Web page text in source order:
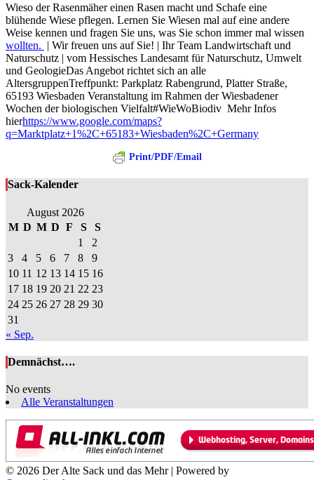
denn
da?
(Exkursion)
Wieso der Rasenmäher einen Rasen macht und Schafe eine
blühende Wiese pflegen. Lernen Sie Wiesen mal auf eine andere
Weise kennen und fragen Sie uns, was Sie schon immer mal wissen
wollten. | Wir freuen uns auf Sie! | Ihr Team Landwirtschaft und
Naturschutz | vom Hessisches Landesamt für Naturschutz, Umwelt
und GeologieDas Angebot richtet sich an alle
AltersgruppenTreffpunkt: Parkplatz Rabengrund, Platter Straße,
65193 Wiesbaden Veranstaltung im Rahmen der Wiesbadener
Wochen der biologischen Vielfalt#WieWoBiodiv Mehr Infos
hierhttps://www.google.com/maps?
q=Marktplatz+1%2C+65183+Wiesbaden%2C+Germany
Print/PDF/Email
Sack-Kalender
August 2026
M D M D F S
S
1
2
3
4 5 6 7 8
9
10 11 12 13 14 15 16
17 18 19 20 21 22 23
24 25 26 27 28 29 30
31
« Sep.
Demnächst….
No events
Alle Veranstaltungen
© 2026 Der Alte Sack und das Mehr | Powered by